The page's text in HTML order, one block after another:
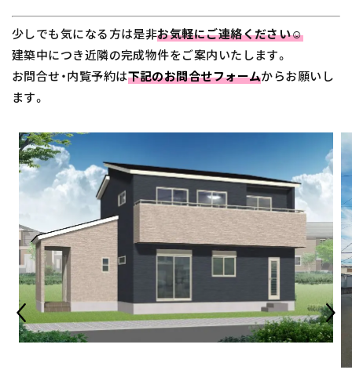
少しでも気になる方は是非お気軽にご連絡ください☺
建築中につき近隣の完成物件をご案内いたします。
お問合せ・内覧予約は下記のお問合せフォームからお願いし
ます。